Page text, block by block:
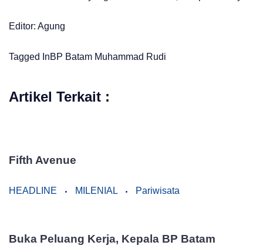
Editor: Agung
Tagged InBP Batam Muhammad Rudi
Artikel Terkait :
Fifth Avenue
HEADLINE MILENIAL Pariwisata
Buka Peluang Kerja, Kepala BP Batam